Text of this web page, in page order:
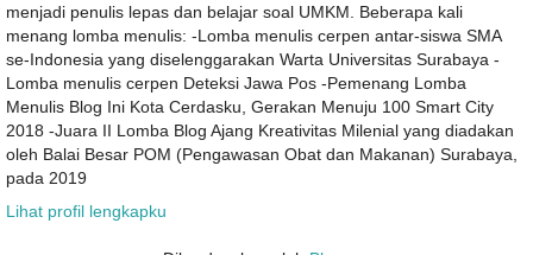
menjadi penulis lepas dan belajar soal UMKM. Beberapa kali
menang lomba menulis: -Lomba menulis cerpen antar-siswa SMA
se-Indonesia yang diselenggarakan Warta Universitas Surabaya -
Lomba menulis cerpen Deteksi Jawa Pos -Pemenang Lomba
Menulis Blog Ini Kota Cerdasku, Gerakan Menuju 100 Smart City
2018 -Juara II Lomba Blog Ajang Kreativitas Milenial yang diadakan
oleh Balai Besar POM (Pengawasan Obat dan Makanan) Surabaya,
pada 2019
Lihat profil lengkapku